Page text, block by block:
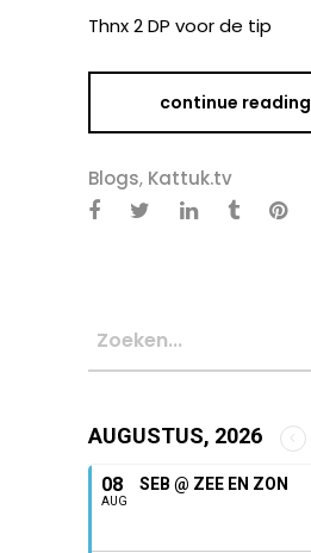
Thnx 2 DP voor de tip
continue reading
Blogs, Kattuk.tv
AUGUSTUS, 2026
08
AUG
SEB @ ZEE EN ZON